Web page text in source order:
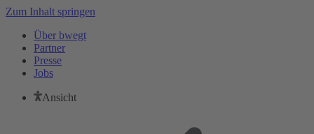
Zum Inhalt springen
Über bwegt
Partner
Presse
Jobs
Ansicht